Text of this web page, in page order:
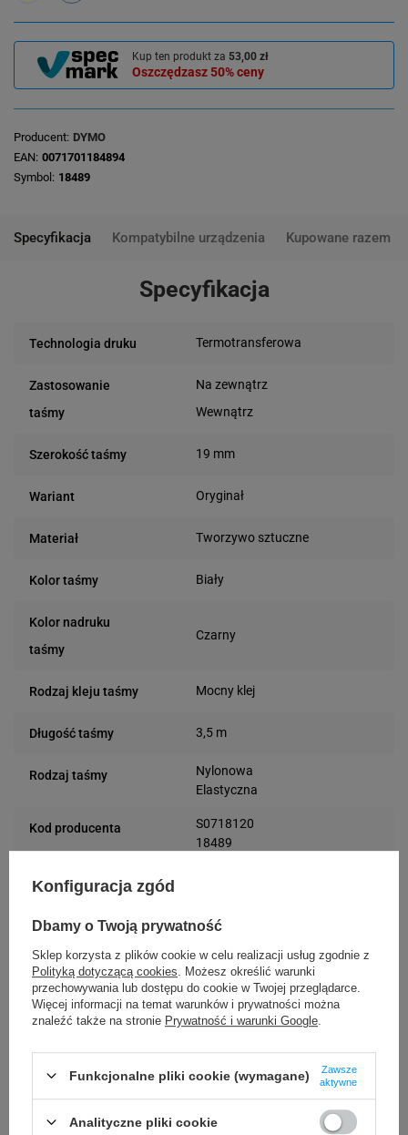
Kup ten produkt za 53,00 zł
Oszczędzasz50%ceny
Producent DYMO
EAN 0071701184894
Symbol 18489
Specyfikacja Kompatybilne urządzenia Kupowane razem
Specyfikacja
Technologia druku Termotransferowa
Zastosowanie
taśmy
Na zewnątrz
Wewnątrz
Szerokość taśmy 19 mm
Wariant Oryginał
Materiał Tworzywo sztuczne
Kolor taśmy Biały
Kolor nadruku
taśmy
Czarny
Rodzaj kleju taśmy Mocny klej
Długość taśmy 3,5 m
Rodzaj taśmy
Nylonowa
Elastyczna
Kod producenta
S0718120
18489
Podmiot
61-894 Poznań (Polska)
Osoby
odpowiedzialne
DYMO
Plac Andersa 7
61-894 Poznań (Polska)
DYMO Rhino 4200 DYMO Rhino 5200
Konfiguracja zgód
Dbamy o Twoją prywatność
Sklep korzysta z plików cookie w celu realizacji usług zgodnie z
Polityką dotyczącą cookies . Możesz określić warunki
przechowywania lub dostępu do cookie w Twojej przeglądarce.
Więcej informacji na temat warunków i prywatności można
znaleźć także na stronie Prywatność i warunki Google
Funkcjonalne pliki cookie (wymagane)
Zawsze
aktywne
Analityczne pliki cookie